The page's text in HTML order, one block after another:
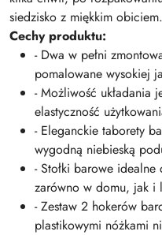
siedzisko z miękkim obiciem.
Cechy produktu:
- Dwa w pełni
pomalowane wysokiej
- Możliwość układania
elastyczność
- Eleganckie taborety
wygodną niebieską
- Stołki barowe
zarówno w domu, jak i
- Zestaw 2 hokerów
plastikowymi nóżkami